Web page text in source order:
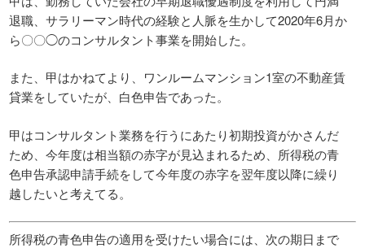
退職、サラリーマン時代の経験と人脈を生かして2020年6月か
ら〇〇◯のコンサルタント事業を開始した。
また、甲はかねてより、ワンルームマンション1室の不動産賃
貸業をしていたが、白色申告であった。
甲はコンサルタント業務を行うにあたり初期投資がかさんだ
ため、今年度は相当額の赤字が見込まれるため、所得税の青
色申告承認申請手続をして今年度の赤字を翌年度以降に繰り
越したいと考えてる。
所得税の青色申告の適用を受けたい場合には、次の期日まで